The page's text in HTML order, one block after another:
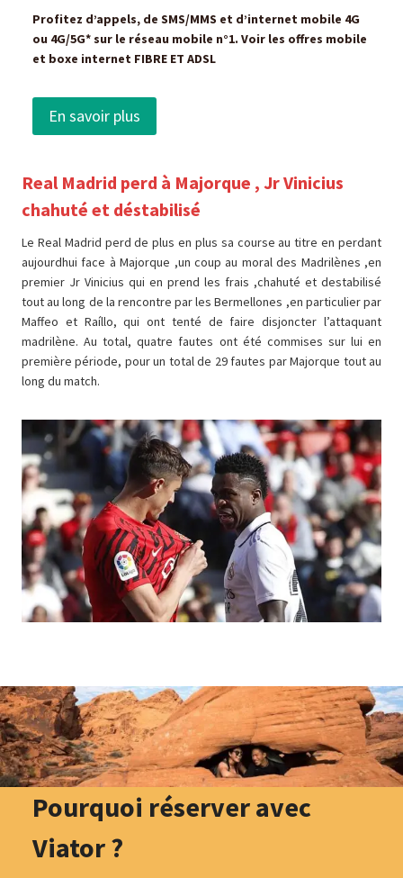
Profitez d’appels, de SMS/MMS et d’internet mobile 4G
ou 4G/5G* sur le réseau mobile n°1. Voir les offres mobile
et boxe internet FIBRE ET ADSL
En savoir plus
Real Madrid perd à Majorque , Jr Vinicius
chahuté et déstabilisé
Le Real Madrid perd de plus en plus sa course au titre en perdant
aujourdhui face à Majorque ,un coup au moral des Madrilènes ,en
premier Jr Vinicius qui en prend les frais ,chahuté et destabilisé
tout au long de la rencontre par les Bermellones ,en particulier par
Maffeo et Raíllo, qui ont tenté de faire disjoncter l’attaquant
madrilène. Au total, quatre fautes ont été commises sur lui en
première période, pour un total de 29 fautes par Majorque tout au
long du match.
Pourquoi réserver avec
Viator ?